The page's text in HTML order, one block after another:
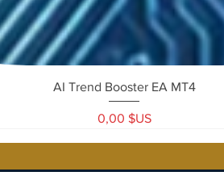
Aperçu rapide
AI Trend Booster EA MT4
Prix
0,00 $US